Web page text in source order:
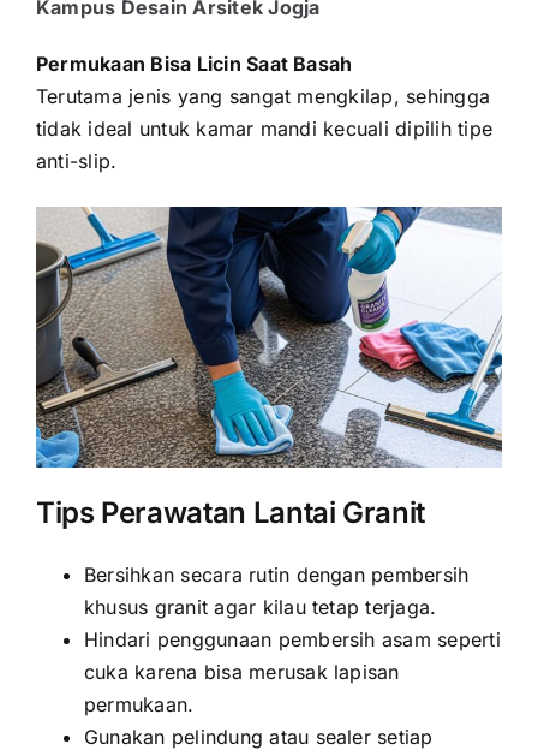
Kampus Desain Arsitek Jogja
Permukaan Bisa Licin Saat Basah
Terutama jenis yang sangat mengkilap, sehingga
tidak ideal untuk kamar mandi kecuali dipilih tipe
anti-slip.
Tips Perawatan Lantai Granit
Bersihkan secara rutin dengan pembersih
khusus granit agar kilau tetap terjaga.
Hindari penggunaan pembersih asam seperti
cuka karena bisa merusak lapisan
permukaan.
Gunakan pelindung atau sealer setiap